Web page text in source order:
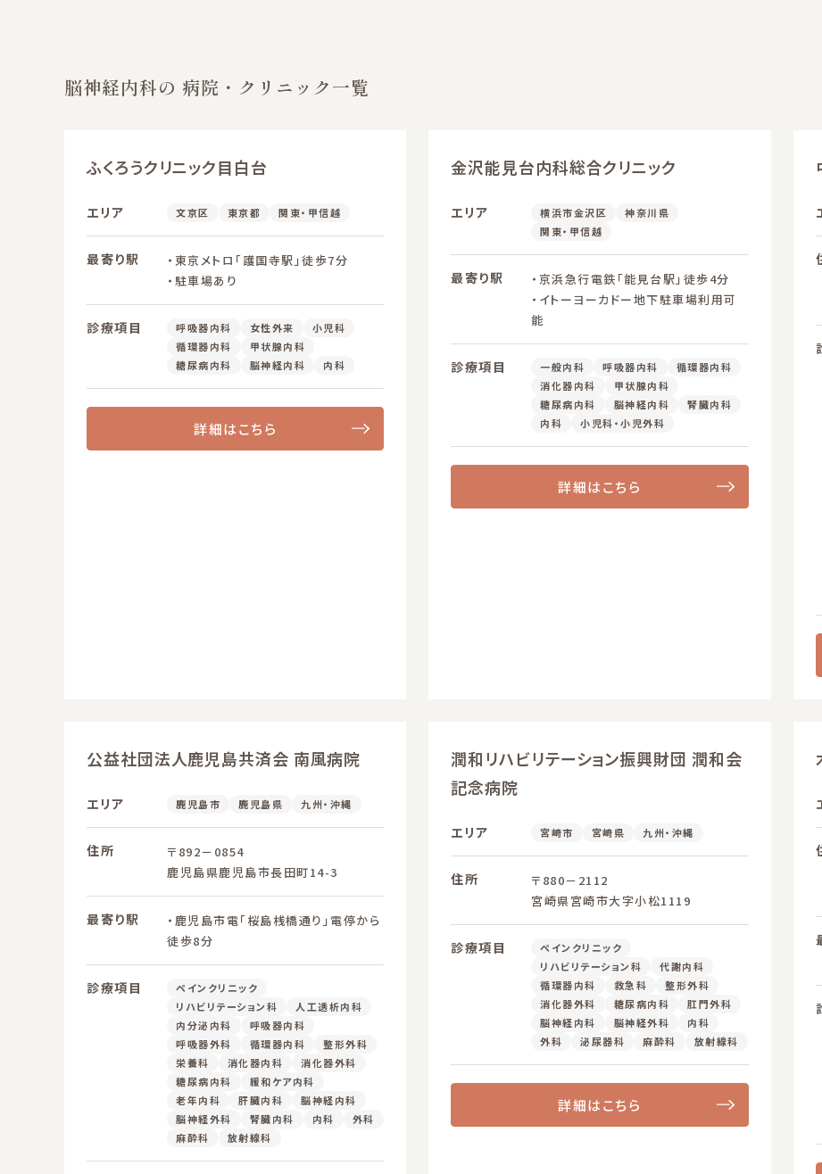
脳神経内科の 病院・クリニック一覧
ふくろうクリニック目白台
エリア 文京区 東京都 関東・甲信越
最寄り駅
・東京メトロ「護国寺駅」徒歩7分
・駐車場あり
診療項目 呼吸器内科 女性外来
小児科
循環器内科
甲状腺内科
糖尿病内科
脳神経内科 内科
詳細はこちら
金沢能見台内科総合クリニック
エリア 横浜市金沢区
神奈川県
関東・甲信越
最寄り駅
・京浜急行電鉄「能見台駅」徒歩4分
・イトーヨーカドー地下駐車場利用可
能
診療項目 一般内科 呼吸器内科
循環器内科
消化器内科
甲状腺内科
糖尿病内科
脳神経内科
腎臓内科
内科
小児科・小児外科
詳細はこちら
公益社団法人鹿児島共済会 南風病院
エリア 鹿児島市 鹿児島県 九州・沖縄
住所
〒892－0854
鹿児島県鹿児島市長田町14-3
最寄り駅
・鹿児島市電「桜島桟橋通り」電停から
徒歩8分
診療項目
ペインクリニック
リハビリテーション科
人工透析内科
内分泌内科
呼吸器内科
呼吸器外科
循環器内科
整形外科
栄養科
消化器内科
消化器外科
糖尿病内科
緩和ケア内科
老年内科
肝臓内科
脳神経内科
脳神経外科
腎臓内科 内科
外科
麻酔科
放射線科
潤和リハビリテーション振興財団 潤和会
記念病院
エリア 宮崎市 宮崎県 九州・沖縄
住所
〒880－2112
宮崎県宮崎市大字小松1119
診療項目
ペインクリニック
リハビリテーション科
代謝内科
循環器内科
救急科
整形外科
消化器外科
糖尿病内科
肛門外科
脳神経内科
脳神経外科
内科
外科
泌尿器科 麻酔科 放射線科
詳細はこちら